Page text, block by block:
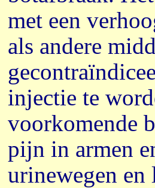
met een
als andere
injectie te
voorkomende
pijn in armen
urinewegen en